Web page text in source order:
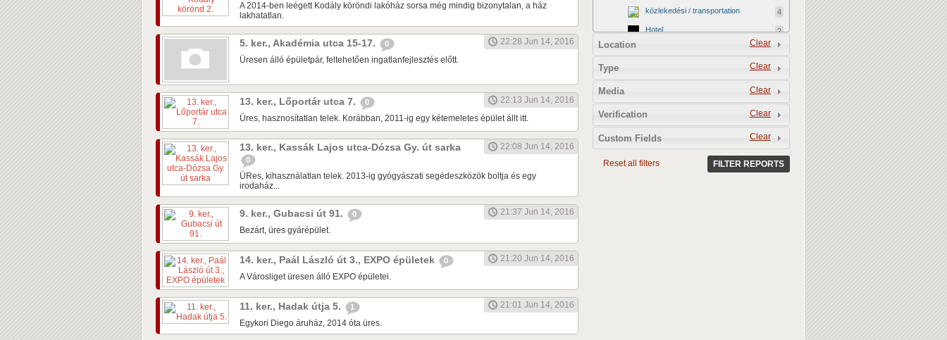
A 2014-ben leégett Kodály köröndi lakóház sorsa még mindig bizonytalan, a ház
lakhatatlan.
5. ker., Akadémia utca 15-17. 0
22:28 Jun 14, 2016
Üresen álló épületpár, feltehetően ingatlanfejlesztés előtt.
13. ker., Lőportár utca 7. 0
22:13 Jun 14, 2016
Üres, hasznosítatlan telek. Korábban, 2011-ig egy kétemeletes épület állt itt.
13. ker., Kassák Lajos utca-Dózsa Gy. út sarka
0
22:08 Jun 14, 2016
ÜRes, kihasználatlan telek. 2013-ig gyógyászati segédeszközök boltja és egy
irodaház...
9. ker., Gubacsi út 91. 0
21:37 Jun 14, 2016
Bezárt, üres gyárépület.
14. ker., Paál László út 3., EXPO épületek 0
21:20 Jun 14, 2016
A Városliget üresen álló EXPO épületei.
11. ker., Hadak útja 5. 1
21:01 Jun 14, 2016
Egykori Diego áruház, 2014 óta üres.
közlekedési / transportation 4
Hotel 2
2
0
kereskedelmi / commercial
egyéb / other 12
kulturális / cultural
BEFEJEZETLEN ÉPÜLET /
UNFINISHED BUILDING
13
Clear
Location
Clear
Type
Clear
Media
Clear
Verification
Clear
Custom Fields
Reset all filters FILTER REPORTS